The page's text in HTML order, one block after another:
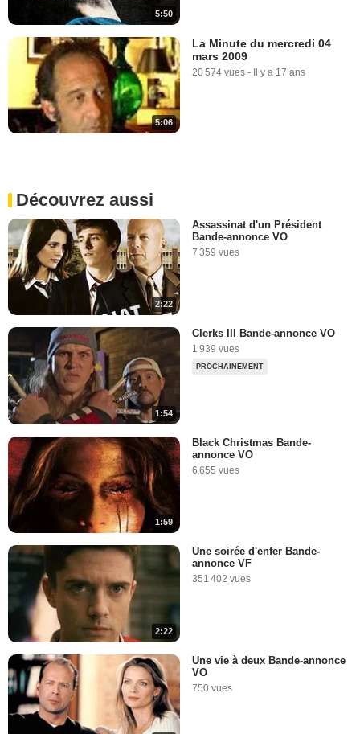
5:50
5:06
La Minute du mercredi 04
mars 2009
20 574 vues - Il y a 17 ans
Découvrez aussi
2:22
Assassinat d'un Président
Bande-annonce VO
7 359 vues
1:54
Clerks III Bande-annonce VO
1 939 vues
PROCHAINEMENT
1:59
Black Christmas Bande-
annonce VO
6 655 vues
2:22
Une soirée d'enfer Bande-
annonce VF
351 402 vues
Une vie à deux Bande-annonce
VO
750 vues